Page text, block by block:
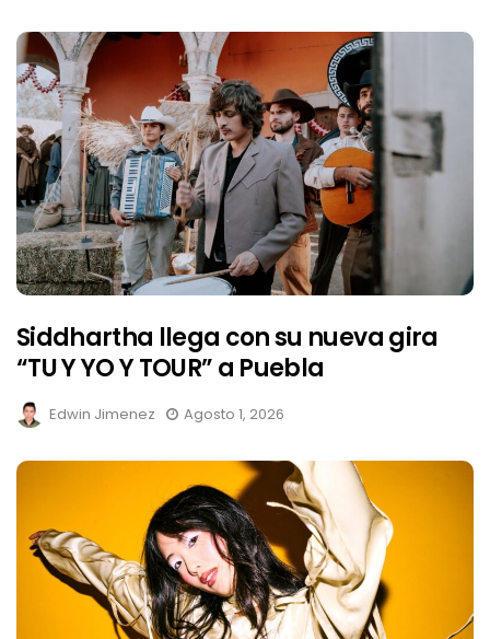
Siddhartha llega con su nueva gira
“TU Y YO Y TOUR” a Puebla
Edwin Jimenez Agosto 1, 2026